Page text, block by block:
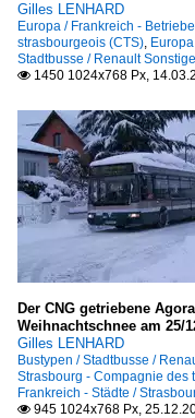
Gilles LENHARD
Europa / Frankreich -
strasbourgeois (CTS),
Stadtbusse / Renault Sonstige
 1450 1024x768 Px,
Der CNG getriebene
Weihnachtschnee am 25/
Gilles LENHARD
Bustypen / Stadtbusse /
Strasbourg - Compagnie des
Frankreich - Städte /
 945 1024x768 Px,